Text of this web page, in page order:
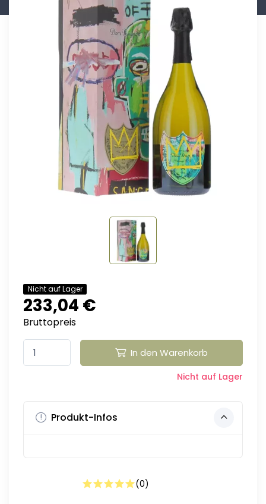
Nicht auf Lager
233,04 €
Bruttopreis
In den Warenkorb
Nicht auf Lager
Produkt-Infos
(0)